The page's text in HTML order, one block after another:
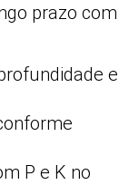
prazo com
e
P e K no